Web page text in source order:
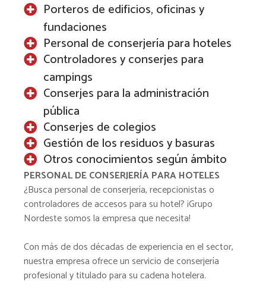
Porteros de edificios, oficinas y
fundaciones
Personal de conserjería para hoteles
Controladores y conserjes para
campings
Conserjes para la administración
pública
Conserjes de colegios
Gestión de los residuos y basuras
Otros conocimientos según ámbito
PERSONAL DE CONSERJERÍA PARA HOTELES
¿Busca personal de conserjería, recepcionistas o
controladores de accesos para su hotel? ¡Grupo
Nordeste somos la empresa que necesita!
Con más de dos décadas de experiencia en el sector,
nuestra empresa ofrece un servicio de conserjería
profesional y titulado para su cadena hotelera.